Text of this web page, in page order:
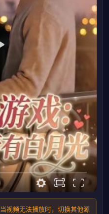
当视频无法播放时，切换其他源